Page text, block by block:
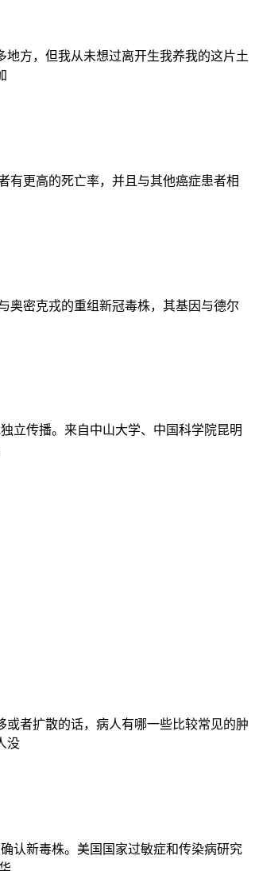
方，但我从未想过离开生我养我的这片土
有更高的死亡率，并且与其他癌症患者相
奥密克戎的重组新冠毒株，其基因与德尔
传播。来自中山大学、中国科学院昆明
者扩散的话，病人有哪一些比较常见的肿
没
认新毒株。美国国家过敏症和传染病研究